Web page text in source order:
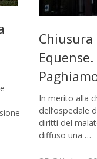
Chiusura
In merito alla
dell’ospedale
diritti del
diffuso una …